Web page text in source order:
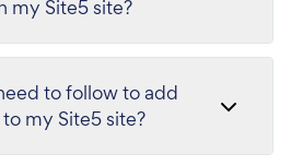
my Site5 site?
to follow to add
my Site5 site?